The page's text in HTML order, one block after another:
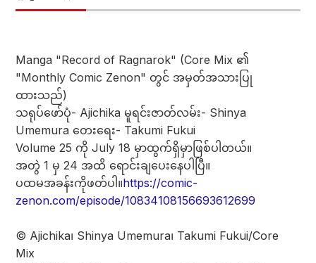
Manga "Record of Ragnarok" (Core Mix ၏
"Monthly Comic Zenon" တွင် အမှတ်အသားပြု
ထားသည်)
သရုပ်ဖော်ပုံ- Ajichika မူရင်းဇာတ်လမ်း- Shinya
Umemura တေးရေး- Takumi Fukui
Volume 25 ကို July 18 မှာထွက်ရှိမှာဖြစ်ပါတယ်။
အတွဲ 1 မှ 24 အထိ ရောင်းချပေးနေပါပြီ။
ပထမအခန်းကိုဖတ်ပါ။https://comic-
zenon.com/episode/10834108156693612699
© Ajichika၊ Shinya Umemura၊ Takumi Fukui/Core
Mix